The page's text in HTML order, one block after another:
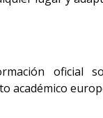
oficial
académico